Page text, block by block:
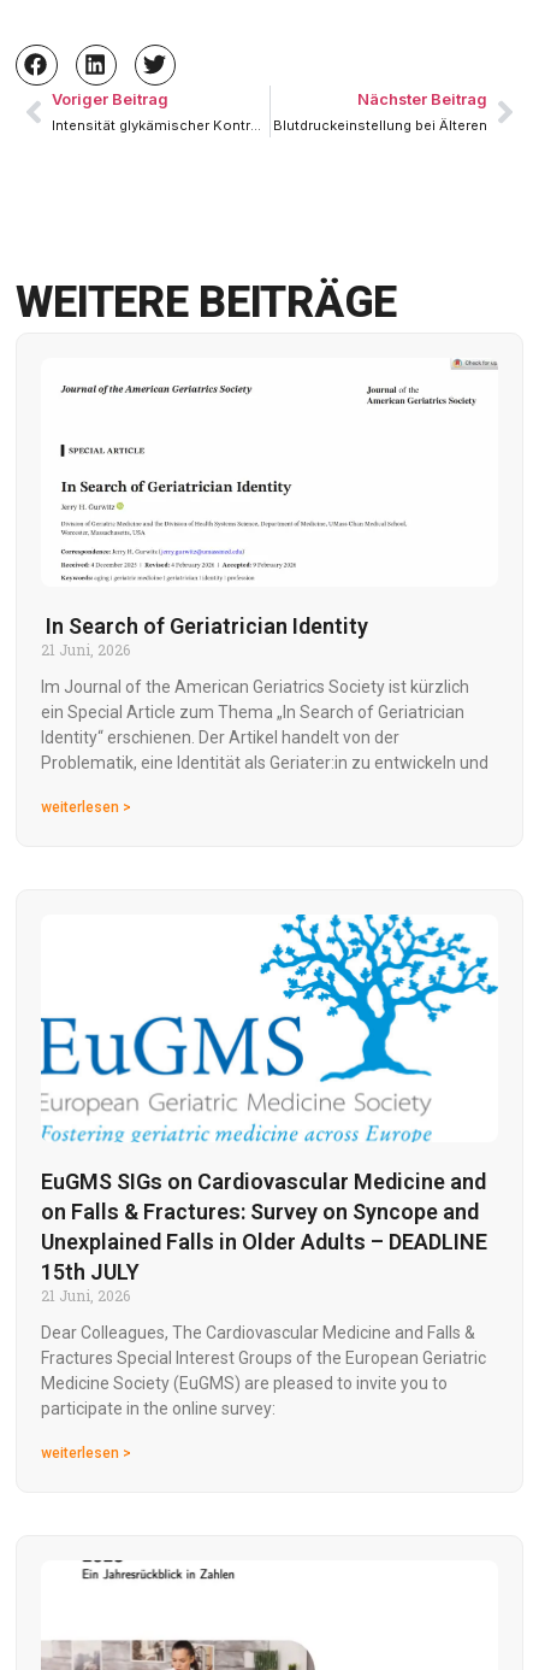
Voriger Beitrag
Intensität glykämischer Kontrolle bei älteren Typ II-Diabetikern
Nächster Beitrag
Blutdruckeinstellung bei Älteren
WEITERE BEITRÄGE
In Search of Geriatrician Identity
21 Juni, 2026
Im Journal of the American Geriatrics Society ist kürzlich
ein Special Article zum Thema „In Search of Geriatrician
Identity“ erschienen. Der Artikel handelt von der
Problematik, eine Identität als Geriater:in zu entwickeln und
weiterlesen >
EuGMS SIGs on Cardiovascular Medicine and
on Falls & Fractures: Survey on Syncope and
Unexplained Falls in Older Adults – DEADLINE
15th JULY
21 Juni, 2026
Dear Colleagues, The Cardiovascular Medicine and Falls &
Fractures Special Interest Groups of the European Geriatric
Medicine Society (EuGMS) are pleased to invite you to
participate in the online survey:
weiterlesen >